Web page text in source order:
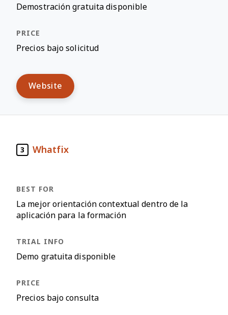
Demostración gratuita disponible
Precios bajo solicitud
Website
3 Whatfix
La mejor orientación contextual dentro de la
aplicación para la formación
Demo gratuita disponible
Precios bajo consulta